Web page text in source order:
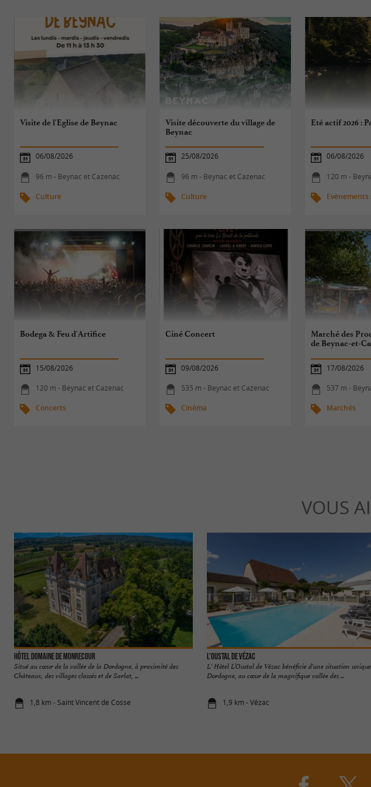
Visite de l'Eglise de Beynac
06/08/2026
96 m - Beynac et Cazenac
Culture
Visite découverte du village de
Beynac
25/08/2026
96 m - Beynac et Cazenac
Culture
Eté actif 2026 :
06/08/2026
120 m -
Evènements
Bodega & Feu d'Artifice
15/08/2026
120 m - Beynac et Cazenac
Concerts
Ciné Concert
09/08/2026
535 m - Beynac et Cazenac
Cinéma
Marché des
de Beynac-et-
17/08/2026
537 m -
Marchés
VOUS
Hôtel Domaine de Monrecour
Situé au cœur de la vallée de la Dordogne, à proximité des
Châteaux, des villages classés et de Sarlat, ...
1,8 km - Saint Vincent de Cosse
L'Oustal de Vézac
L' Hôtel L’Oustal de Vézac bénéficie d'une situation
Dordogne, au cœur de la magnifique vallée des ...
1,9 km - Vézac